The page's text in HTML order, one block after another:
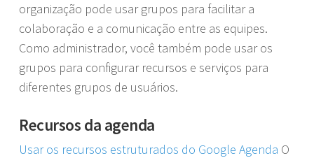
organização pode usar grupos para facilitar a
colaboração e a comunicação entre as equipes.
Como administrador, você também pode usar os
grupos para configurar recursos e serviços para
diferentes grupos de usuários.
Recursos da agenda
Usar os recursos estruturados do Google Agenda O